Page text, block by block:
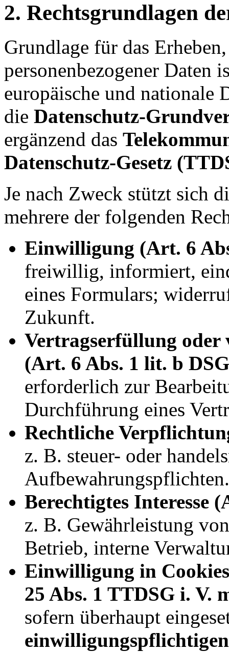
2. Rechtsgrundlagen
Grundlage für das
personenbezogener Daten
europäische und nationale
die Datenschutz-
ergänzend das
Datenschutz-Gesetz
Je nach Zweck stützt sich
mehrere der folgenden
Einwilligung (Art. 6
freiwillig, informiert,
eines Formulars;
Zukunft.
Vertragserfüllung
(Art. 6 Abs. 1 lit. b
erforderlich zur
Durchführung eines
Rechtliche
z. B. steuer- oder
Aufbewahrungspflichten.
Berechtigtes Interesse
z. B. Gewährleistung
Betrieb, interne
Einwilligung in
25 Abs. 1 TTDSG i. V.
sofern überhaupt